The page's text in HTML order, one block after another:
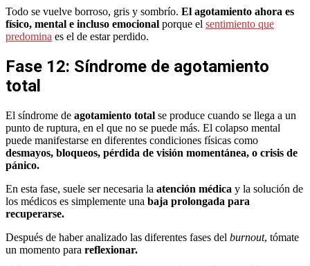
Todo se vuelve borroso, gris y sombrío. El agotamiento ahora es
físico, mental e incluso emocional porque el sentimiento que
predomina es el de estar perdido.
Fase 12: Síndrome de agotamiento
total
El síndrome de agotamiento total se produce cuando se llega a un
punto de ruptura, en el que no se puede más. El colapso mental
puede manifestarse en diferentes condiciones físicas como
desmayos, bloqueos, pérdida de visión momentánea, o crisis de
pánico.
En esta fase, suele ser necesaria la atención médica y la solución de
los médicos es simplemente una baja prolongada para
recuperarse.
Después de haber analizado las diferentes fases del burnout, tómate
un momento para reflexionar.